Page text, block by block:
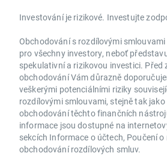
Investování je rizikové. Investujte
Obchodování s rozdílovými
pro všechny investory, neboť
spekulativní a rizikovou investici. Před
obchodování Vám důrazně
veškerými potenciálními riziky
rozdílovými smlouvami, stejně tak
obchodování těchto finančních
informace jsou dostupné na
sekcích Informace o účtech, Poučení
obchodování rozdílových smluv.